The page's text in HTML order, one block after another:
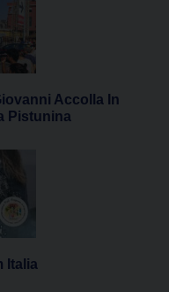
Accolla In
Pistunina
Italia